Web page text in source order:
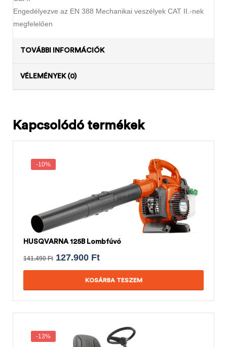
Engedélyezve az EN 388 Mechanikai veszélyek CAT II.-nek
megfelelően
TOVÁBBI INFORMÁCIÓK
VÉLEMÉNYEK (0)
Kapcsolódó termékek
-10%
HUSQVARNA 125B Lombfúvó
141.490Ft 127.900 Ft
KOSÁRBA TESZEM
-13%